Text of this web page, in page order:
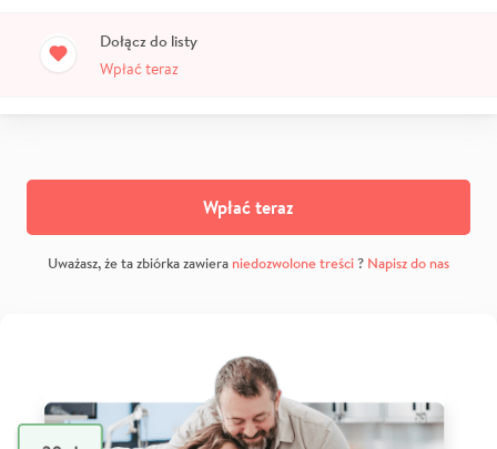
Dołącz do listy
Wpłać teraz
Wpłać teraz
Uważasz, że ta zbiórka zawiera niedozwolone treści? Napisz do nas